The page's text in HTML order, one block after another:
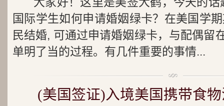
国际学生如何申请婚姻绿卡？在美国学
民结婚, 可通过申请婚姻绿卡，与配偶留
单明了当的过程。有几件重要的事情...
(美国签证)入境美国携带食